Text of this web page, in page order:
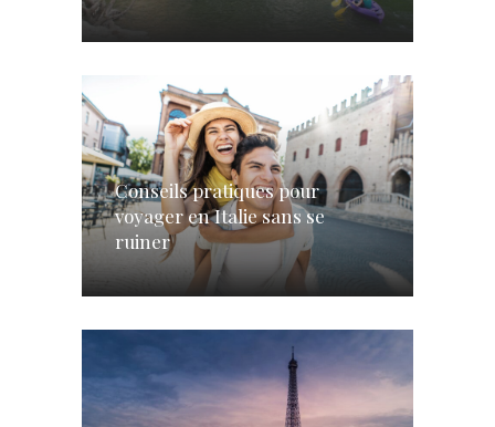
Conseils pratiques pour
voyager en Italie sans se
ruiner